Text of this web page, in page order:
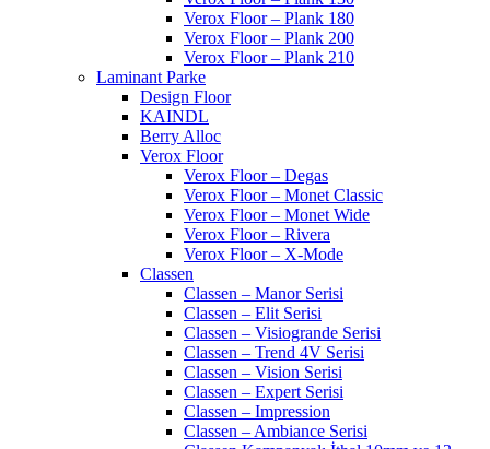
Verox Floor – Plank 180
Verox Floor – Plank 200
Verox Floor – Plank 210
Laminant Parke
Design Floor
KAINDL
Berry Alloc
Verox Floor
Verox Floor – Degas
Verox Floor – Monet Classic
Verox Floor – Monet Wide
Verox Floor – Rivera
Verox Floor – X-Mode
Classen
Classen – Manor Serisi
Classen – Elit Serisi
Classen – Visiogrande Serisi
Classen – Trend 4V Serisi
Classen – Vision Serisi
Classen – Expert Serisi
Classen – Impression
Classen – Ambiance Serisi